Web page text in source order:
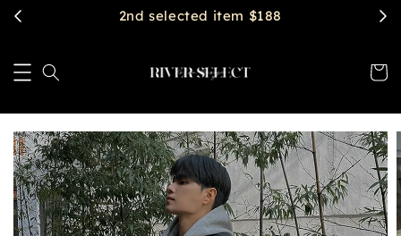
$2888 get free shipping